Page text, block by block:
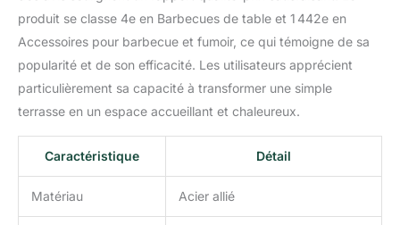
produit se classe 4e en Barbecues de table et 1 442e en
Accessoires pour barbecue et fumoir, ce qui témoigne de sa
popularité et de son efficacité. Les utilisateurs apprécient
particulièrement sa capacité à transformer une simple
terrasse en un espace accueillant et chaleureux.
Caractéristique Détail
Matériau Acier allié